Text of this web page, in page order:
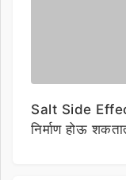
Salt Side
निर्माण होऊ